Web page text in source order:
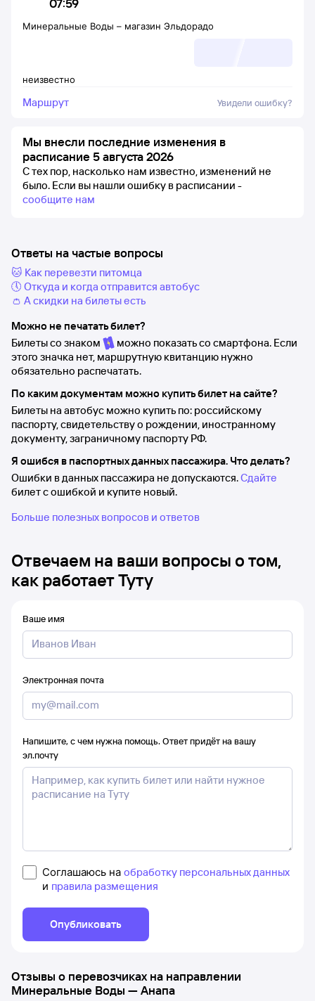
07:59
неизвестно
Минеральные Воды – магазин Эльдорадо
Маршрут Увидели ошибку?
Мы внесли последние изменения в
расписание 5 августа 2026
С тех пор, насколько нам известно, изменений не
было. Если вы нашли ошибку в расписании -
сообщите нам
Ответы на частые вопросы
🐱 Как перевезти питомца
🕔 Откуда и когда отправится автобус
👛 А скидки на билеты есть
Можно не печатать билет?
Билеты со знаком
можно показать со смартфона. Если
этого значка нет, маршрутную квитанцию нужно
обязательно распечатать.
По каким документам можно купить билет на сайте?
Билеты на автобус можно купить по: российскому
паспорту, свидетельству о рождении, иностранному
документу, заграничному паспорту РФ.
Я ошибся в паспортных данных пассажира. Что делать?
Ошибки в данных пассажира не допускаются.Сдайте
билет с ошибкой и купите новый.
Больше полезных вопросов и ответов
Отвечаем на ваши вопросы о том,
как работает Туту
Ваше имя
Электронная почта
Напишите, с чем нужна помощь. Ответ придёт на вашу
эл.почту
Соглашаюсь на обработку персональных данных
и правила размещения
Опубликовать
Отзывы о перевозчиках на направлении
Минеральные Воды —Анапа